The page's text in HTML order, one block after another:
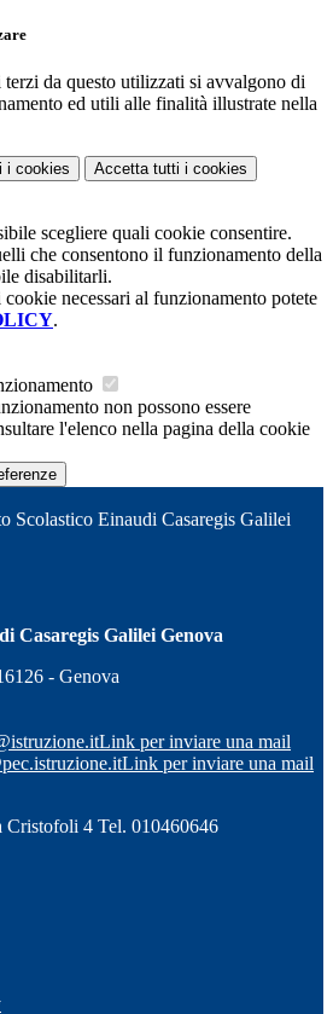
da questo utilizzati si avvalgono di
ed utili alle finalità illustrate nella
i cookies Accetta tutti i cookies
scegliere quali cookie consentire.
che consentono il funzionamento della
disabilitarli.
necessari al funzionamento potete
.
non possono essere
l'elenco nella pagina della cookie
Scolastico Einaudi Casaregis Galilei
Casaregis Galilei Genova
- Genova
Link per inviare una mail
Link per inviare una mail
Cristofoli 4 Tel. 010460646